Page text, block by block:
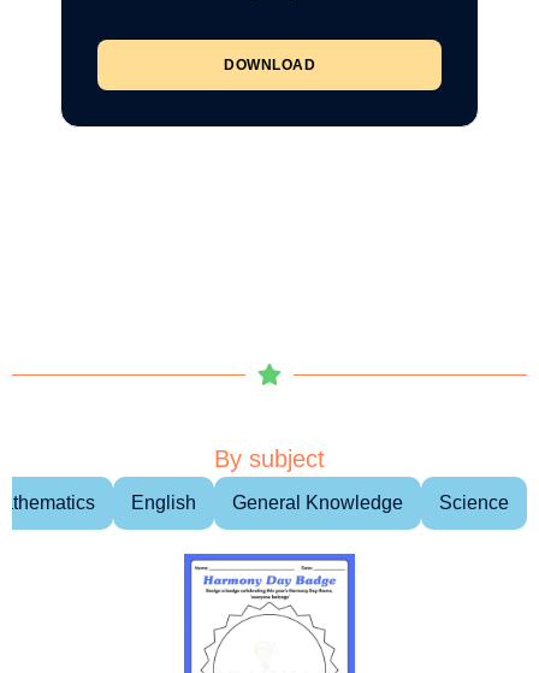
DOWNLOAD
By subject
English General Knowledge Science